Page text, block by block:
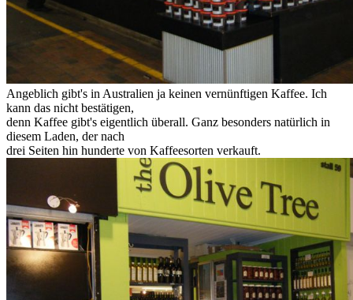
Angeblich gibt's in Australien ja keinen vernünftigen Kaffee. Ich
kann das nicht bestätigen,
denn Kaffee gibt's eigentlich überall. Ganz besonders natürlich in
diesem Laden, der nach
drei Seiten hin hunderte von Kaffeesorten verkauft.